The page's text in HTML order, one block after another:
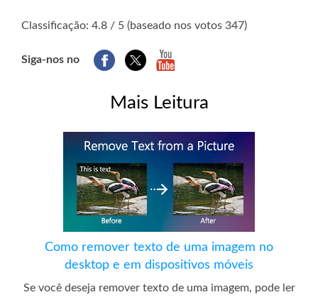
Classificação: 4.8 / 5 (baseado nos votos 347)
Siga-nos no
Mais Leitura
Como remover texto de uma imagem no
desktop e em dispositivos móveis
Se você deseja remover texto de uma imagem, pode ler